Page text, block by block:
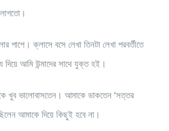
পাশে। ক্লাসে বসে লেখা তিনটা লেখা পরবর্তীতে
দিয়ে আমি উন্মাদের সাথে যুক্ত হই।
খুব ভালোবাসতেন। আমাকে ডাকতেন ‘সত্তর
আমাকে দিয়ে কিছুই হবে না।